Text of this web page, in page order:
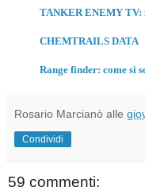
TANKER ENEMY
CHEMTRAILS DATA
Range finder: come si
Rosario Marcianò alle
Condividi
59 commenti: